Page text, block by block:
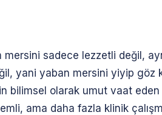
sadece lezzetli değil,
yani yaban mersini yiyip göz
bilimsel olarak umut vaat
ama daha fazla klinik